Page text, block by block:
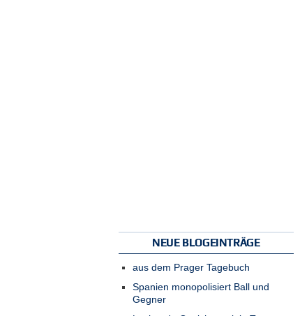
NEUE BLOGEINTRÄGE
aus dem Prager Tagebuch
Spanien monopolisiert Ball und
Gegner